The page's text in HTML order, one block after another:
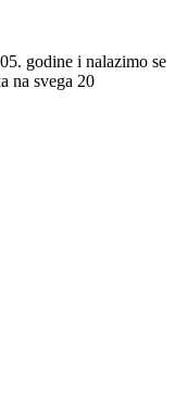
godine i nalazimo se
na svega 20